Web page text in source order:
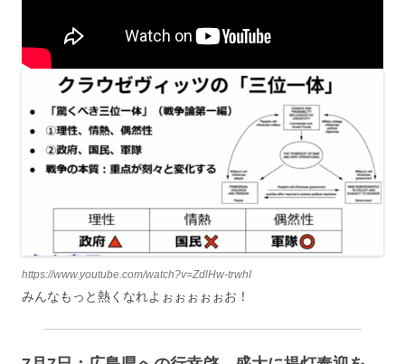
https://www.youtube.com/watch?v=ZdlHw-trwhI
みんなもっと熱くなれよぉぉぉぉぉお！